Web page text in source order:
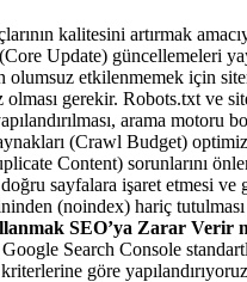
kalitesini artırmak
Update) güncellemeleri
olumsuz etkilenmemek için
olması gerekir. Robots.txt ve
arama motoru
(Crawl Budget)
Content) sorunlarını
sayfalara işaret etmesi ve
(noindex) hariç
SEO’ya Zarar Verir
Search Console
göre